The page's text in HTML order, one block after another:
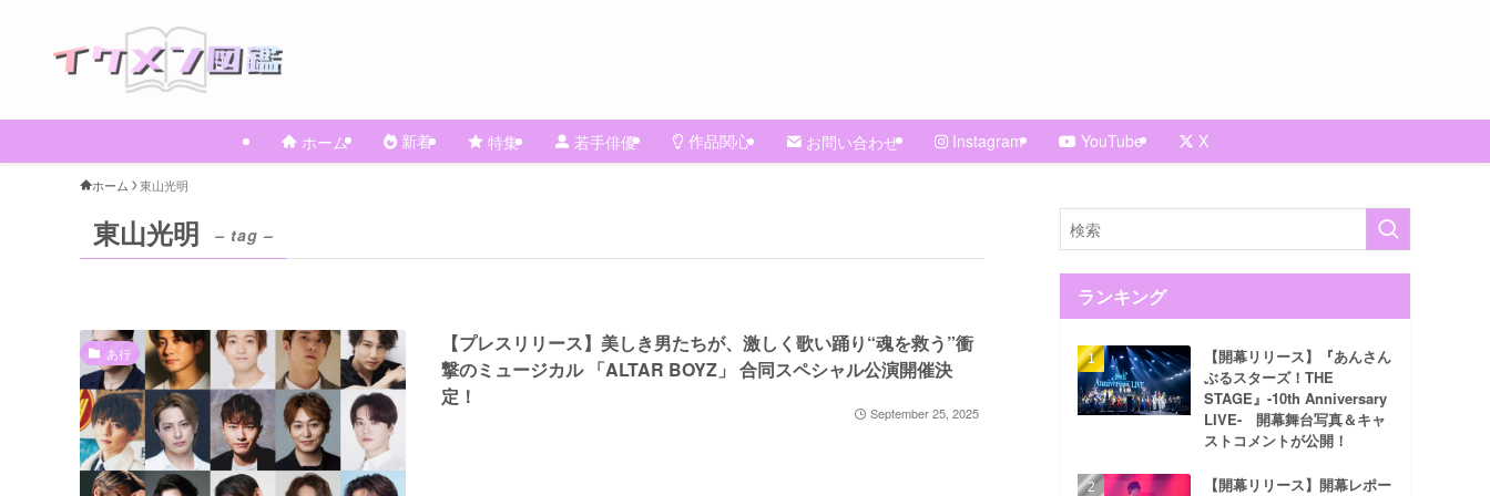
ホーム 新着 特集 若手俳優 作品関心 お問い合わせ Instagram YouTube X
ホーム 東山光明
東山光明 – tag –
あ行
【プレスリリース】美しき男たちが、激しく歌い踊り“魂を救う”衝
撃のミュージカル 「ALTAR BOYZ」 合同スペシャル公演開催決
定！
September 25, 2025
ランキング
【開幕リリース】『あんさん
ぶるスターズ！THE
STAGE』-10th Anniversary
LIVE- 開幕舞台写真＆キャ
ストコメントが公開！
【開幕リリース】開幕レポー